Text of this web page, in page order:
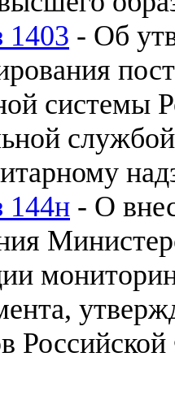
1403 - Об
системы
144н - О